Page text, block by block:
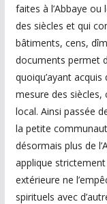
faites à l’Abbaye
des siècles et qui
bâtiments, cens,
documents permet
quoiqu’ayant
mesure des
local. Ainsi passée
la petite
désormais plus de
applique strictement
extérieure ne
spirituels avec